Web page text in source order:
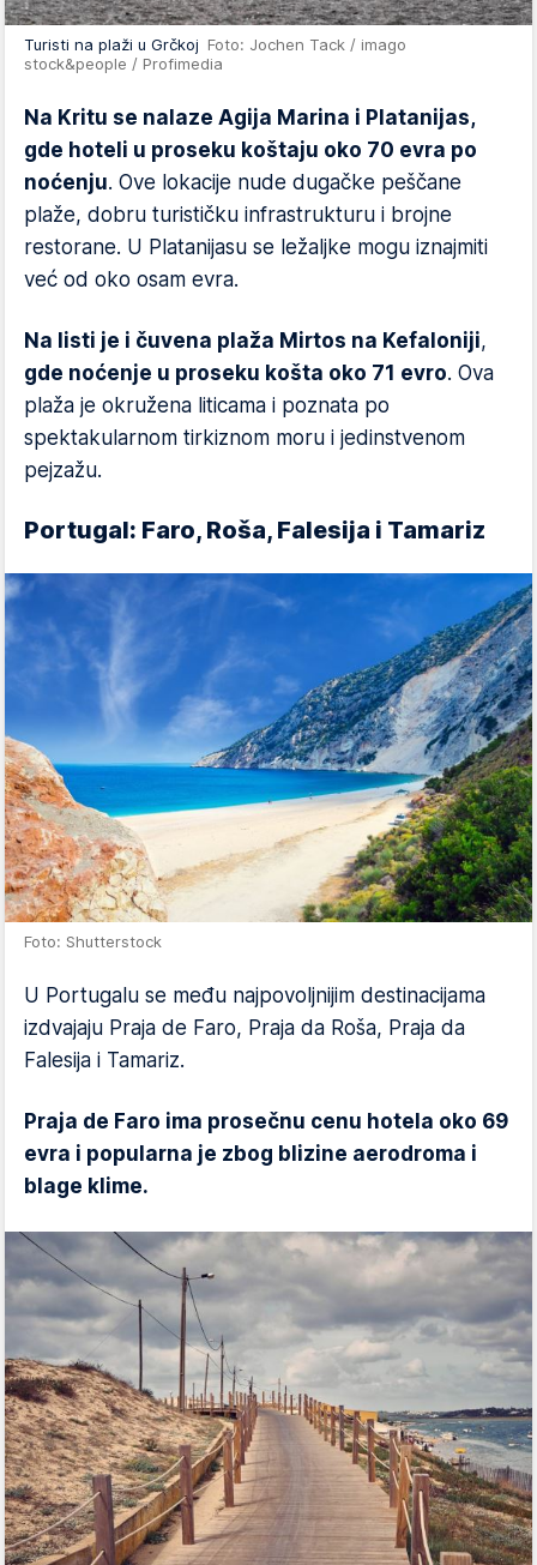
Turisti na plaži u Grčkoj Foto: Jochen Tack / imago
stock&people / Profimedia
Na Kritu se nalaze Agija Marina i Platanijas,
gde hoteli u proseku koštaju oko 70 evra po
noćenju. Ove lokacije nude dugačke peščane
plaže, dobru turističku infrastrukturu i brojne
restorane. U Platanijasu se ležaljke mogu iznajmiti
već od oko osam evra.
Na listi je i čuvena plaža Mirtos na Kefaloniji,
gde noćenje u proseku košta oko 71 evro. Ova
plaža je okružena liticama i poznata po
spektakularnom tirkiznom moru i jedinstvenom
pejzažu.
Portugal: Faro, Roša, Falesija i Tamariz
Foto: Shutterstock
U Portugalu se među najpovoljnijim destinacijama
izdvajaju Praja de Faro, Praja da Roša, Praja da
Falesija i Tamariz.
Praja de Faro ima prosečnu cenu hotela oko 69
evra i popularna je zbog blizine aerodroma i
blage klime.